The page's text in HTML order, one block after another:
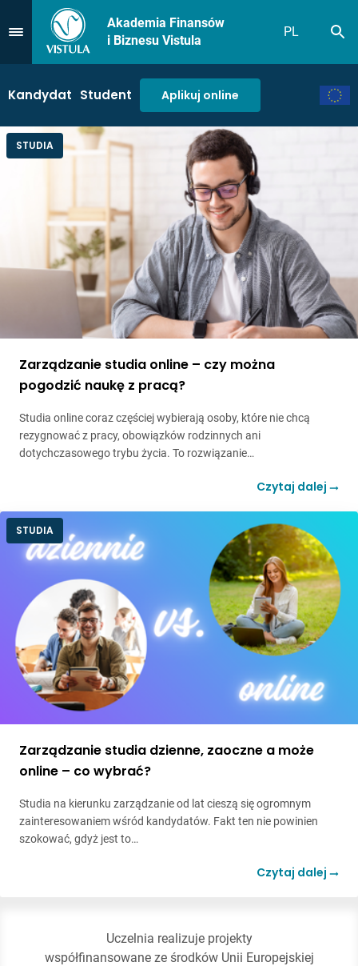
Przejdź do Menu
Akademia Finansów
i Biznesu Vistula
PL
Kandydat Student Aplikuj online
STUDIA
Zarządzanie studia online – czy można
pogodzić naukę z pracą?
Studia online coraz częściej wybierają osoby, które nie chcą
rezygnować z pracy, obowiązków rodzinnych ani
dotychczasowego trybu życia. To rozwiązanie…
Czytaj dalej
STUDIA
Zarządzanie studia dzienne, zaoczne a może
online – co wybrać?
Studia na kierunku zarządzanie od lat cieszą się ogromnym
zainteresowaniem wśród kandydatów. Fakt ten nie powinien
szokować, gdyż jest to…
Czytaj dalej
Uczelnia realizuje projekty
współfinansowane ze środków Unii Europejskiej